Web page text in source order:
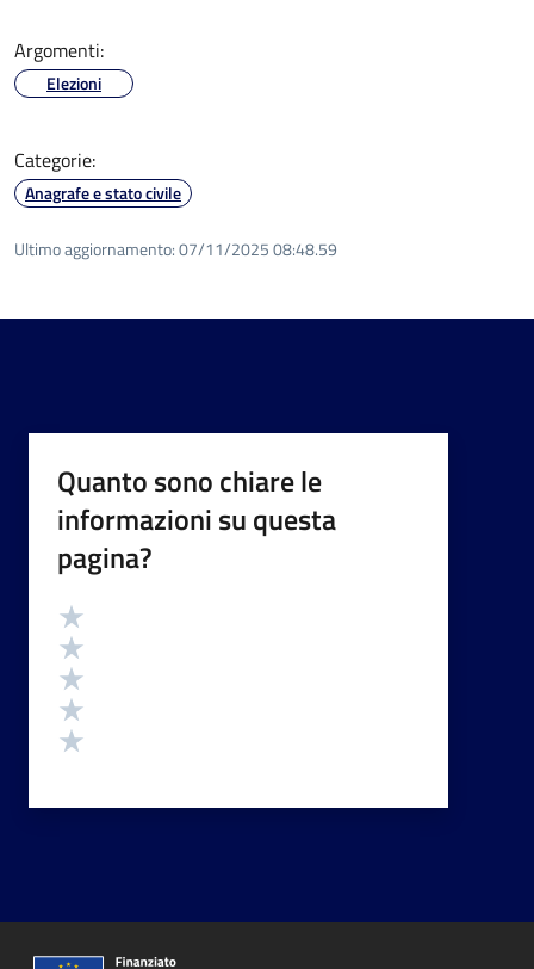
Argomenti:
Elezioni
Categorie:
Anagrafe e stato civile
Ultimo aggiornamento:07/11/2025 08:48.59
Quanto sono chiare le
informazioni su questa
pagina?
Valutazione